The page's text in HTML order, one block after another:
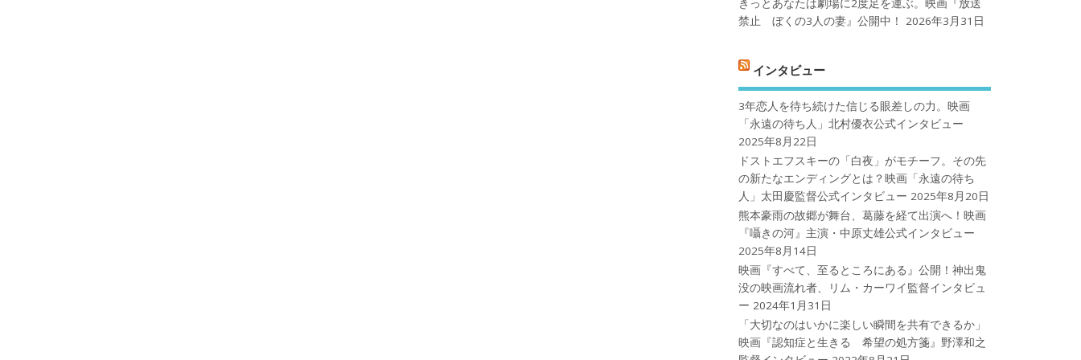
きっとあなたは劇場に2度足を運ぶ。映画『放送
禁止 ぼくの3人の妻』公開中！
2026年3月31日
インタビュー
3年恋人を待ち続けた信じる眼差しの力。映画
「永遠の待ち人」北村優衣公式インタビュー
2025年8月22日
ドストエフスキーの「白夜」がモチーフ。その先
の新たなエンディングとは？映画「永遠の待ち
人」太田慶監督公式インタビュー 2025年8月20日
熊本豪雨の故郷が舞台、葛藤を経て出演へ！映画
『囁きの河』主演・中原丈雄公式インタビュー
2025年8月14日
映画『すべて、至るところにある』公開！神出鬼
没の映画流れ者、リム・カーワイ監督インタビュ
ー 2024年1月31日
「大切なのはいかに楽しい瞬間を共有できるか」
映画『認知症と生きる 希望の処方箋』野澤和之